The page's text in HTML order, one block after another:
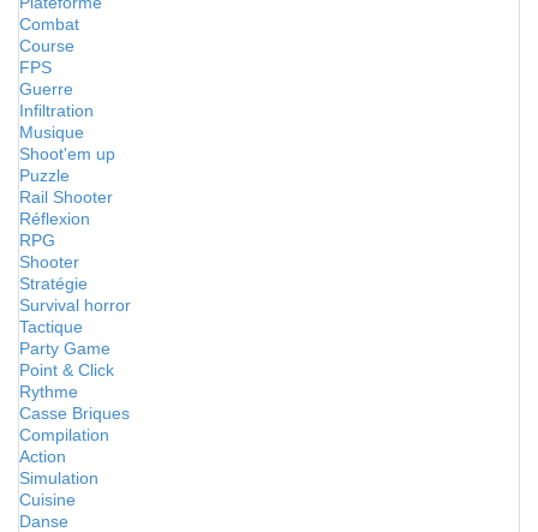
Combat
Course
FPS
Guerre
Infiltration
Musique
Shoot'em up
Puzzle
Rail Shooter
Réflexion
RPG
Shooter
Stratégie
Survival horror
Tactique
Party Game
Point & Click
Rythme
Casse Briques
Compilation
Action
Simulation
Cuisine
Danse